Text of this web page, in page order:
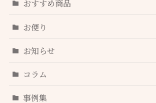
おすすめ商品
お便り
お知らせ
コラム
事例集